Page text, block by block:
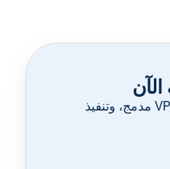
‏21 إطارًا زمنيًا، وسيرفر VPS مدمج، وتنفيذ